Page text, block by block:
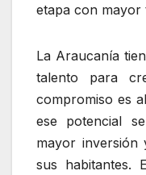
etapa con mayor
La Araucanía
talento para
compromiso es
ese potencial
mayor inversión
sus habitantes.